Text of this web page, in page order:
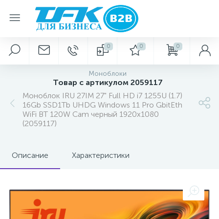
0 0 0
Моноблоки
Товар с артикулом 2059117
Моноблок IRU 27IM 27" Full HD i7 1255U (1.7)
16Gb SSD1Tb UHDG Windows 11 Pro GbitEth
WiFi BT 120W Cam черный 1920x1080
(2059117)
Описание Характеристики